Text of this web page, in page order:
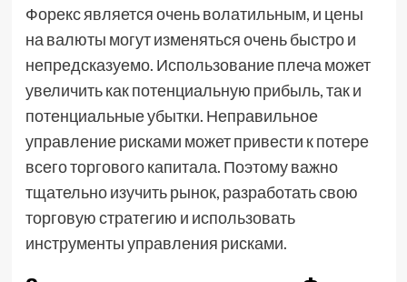
Форекс является очень волатильным, и цены
на валюты могут изменяться очень быстро и
непредсказуемо. Использование плеча может
увеличить как потенциальную прибыль, так и
потенциальные убытки. Неправильное
управление рисками может привести к потере
всего торгового капитала. Поэтому важно
тщательно изучить рынок, разработать свою
торговую стратегию и использовать
инструменты управления рисками.